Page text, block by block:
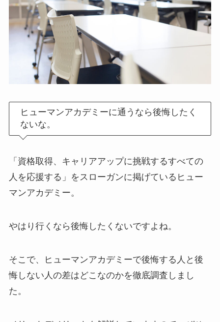
ヒューマンアカデミーに通うなら後悔したく
ないな。
「資格取得、キャリアアップに挑戦するすべての
人を応援する」をスローガンに掲げているヒュー
マンアカデミー。
やはり行くなら後悔したくないですよね。
そこで、ヒューマンアカデミーで後悔する人と後
悔しない人の差はどこなのかを徹底調査しまし
た。